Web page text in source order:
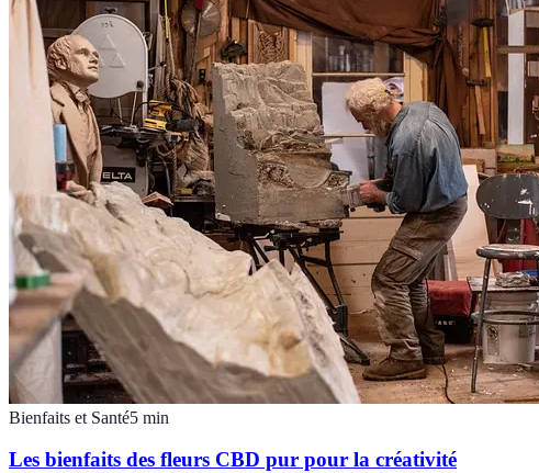
Bienfaits et Santé5 min
Les bienfaits des fleurs CBD pur pour la créativité